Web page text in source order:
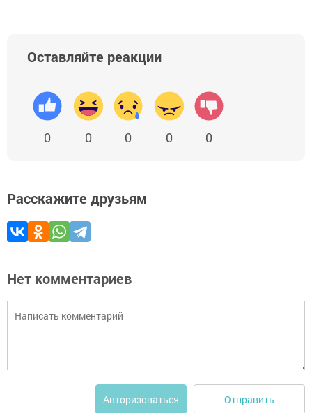
Оставляйте реакции
0 0 0 0 0
Расскажите друзьям
Нет комментариев
Авторизоваться Отправить